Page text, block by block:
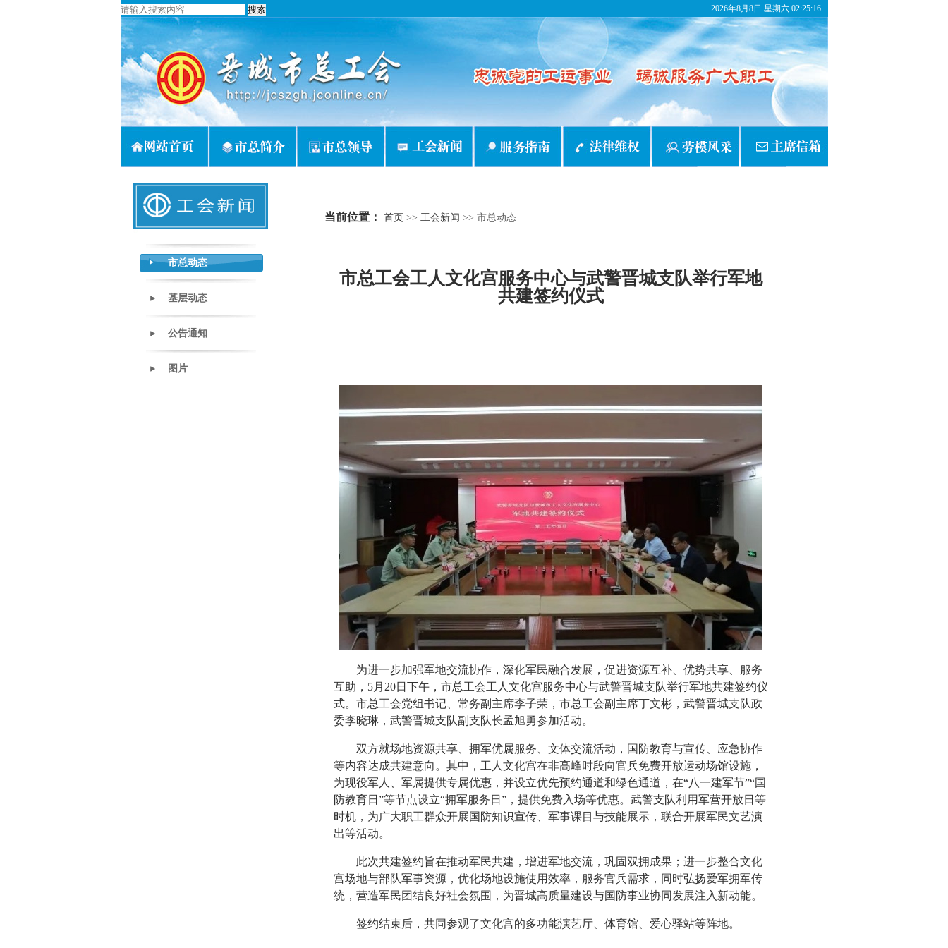
2026年8月8日 星期六 02:25:16
市总动态
基层动态
公告通知
图片
当前位置： 首页 >> 工会新闻 >> 市总动态
市总工会工人文化宫服务中心与武警晋城支队举行军地
共建签约仪式
为进一步加强军地交流协作，深化军民融合发展，促进资源互补、优势共享、服务
互助，5月20日下午，市总工会工人文化宫服务中心与武警晋城支队举行军地共建签约仪
式。市总工会党组书记、常务副主席李子荣，市总工会副主席丁文彬，武警晋城支队政
委李晓琳，武警晋城支队副支队长孟旭勇参加活动。
双方就场地资源共享、拥军优属服务、文体交流活动，国防教育与宣传、应急协作
等内容达成共建意向。其中，工人文化宫在非高峰时段向官兵免费开放运动场馆设施，
为现役军人、军属提供专属优惠，并设立优先预约通道和绿色通道，在“八一建军节”“国
防教育日”等节点设立“拥军服务日”，提供免费入场等优惠。武警支队利用军营开放日等
时机，为广大职工群众开展国防知识宣传、军事课目与技能展示，联合开展军民文艺演
出等活动。
此次共建签约旨在推动军民共建，增进军地交流，巩固双拥成果；进一步整合文化
宫场地与部队军事资源，优化场地设施使用效率，服务官兵需求，同时弘扬爱军拥军传
统，营造军民团结良好社会氛围，为晋城高质量建设与国防事业协同发展注入新动能。
签约结束后，共同参观了文化宫的多功能演艺厅、体育馆、爱心驿站等阵地。